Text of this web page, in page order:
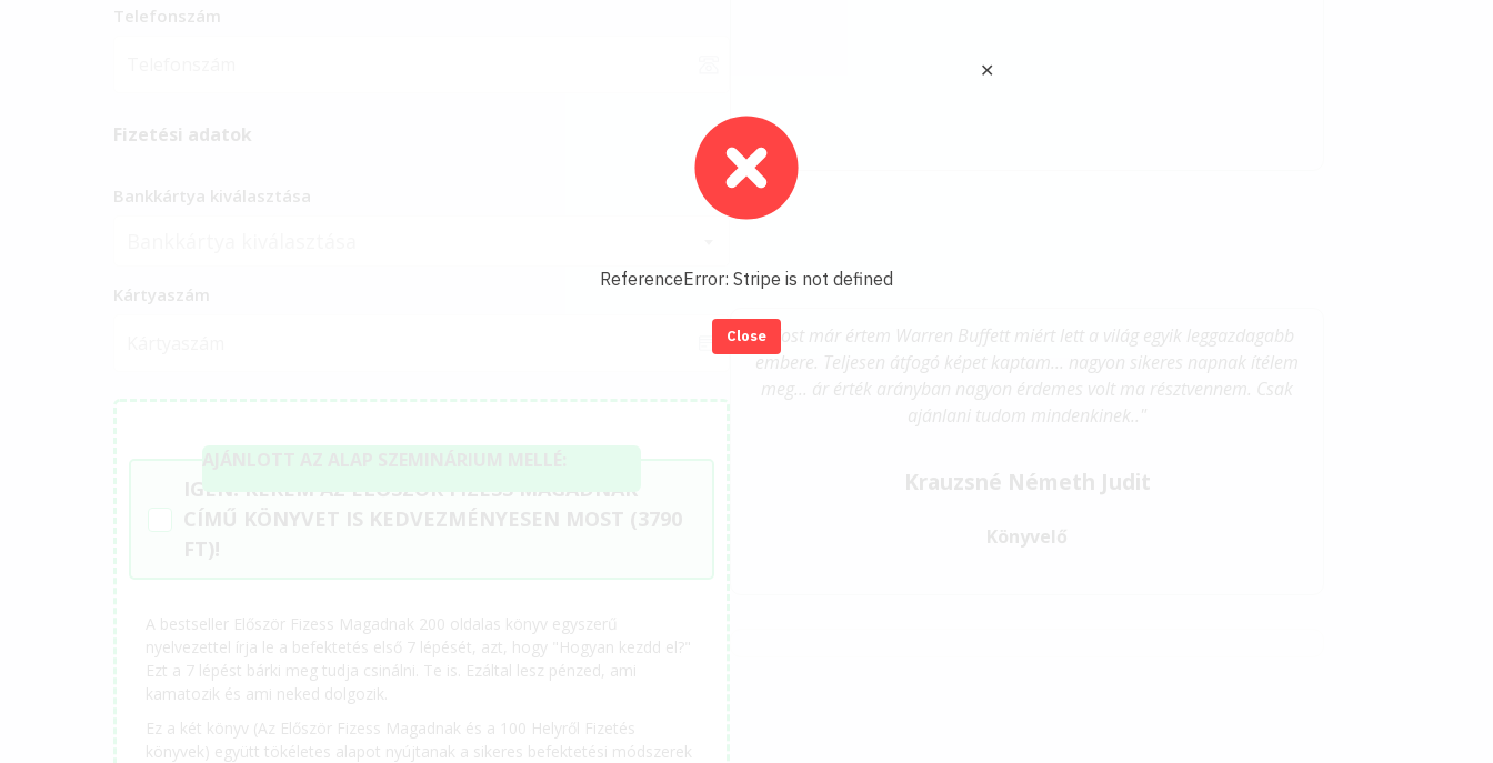
Telefonszám
Fizetési adatok
Bankkártya kiválasztása
Kártyaszám
IGEN! KÉREM AZ ELŐSZÖR FIZESS MAGADNAK
CÍMŰ KÖNYVET IS KEDVEZMÉNYESEN MOST (3790
FT)!
AJÁNLOTT AZ ALAP SZEMINÁRIUM MELLÉ:
A bestseller Először Fizess Magadnak 200 oldalas könyv egyszerű
nyelvezettel írja le a befektetés első 7 lépését, azt, hogy "Hogyan kezdd el?"
Ezt a 7 lépést bárki meg tudja csinálni. Te is. Ezáltal lesz pénzed, ami
kamatozik és ami neked dolgozik.
Ez a két könyv (Az Először Fizess Magadnak és a 100 Helyről Fizetés
könyvek) együtt tökéletes alapot nyújtanak a sikeres befektetési módszerek
"Most már értem Warren Buffett miért lett a világ egyik leggazdagabb
embere. Teljesen átfogó képet kaptam... nagyon sikeres napnak ítélem
meg... ár érték arányban nagyon érdemes volt ma résztvennem. Csak
ajánlani tudom mindenkinek.."
Krauzsné Németh Judit
Könyvelő
✕
ReferenceError: Stripe is not defined
Close